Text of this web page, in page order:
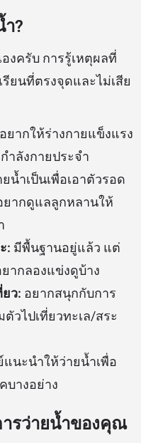
?
งครับ การรู้เหตุผลที่
รียนที่ตรงจุดและไม่เสีย
อยากให้ร่างกายแข็งแรง
ำลังกายประจำ
น้ำเป็นเพื่อเอาตัวรอด
ากดูแลลูกหลานให้
: มีพื้นฐานอยู่แล้ว แต่
ากลองแข่งดูบ้าง
ว: อยากสนุกกับการ
วไปเที่ยวทะเล/สระ
นะนำให้ว่ายน้ำเพื่อ
บางอย่าง
รว่ายน้ำของคุณ